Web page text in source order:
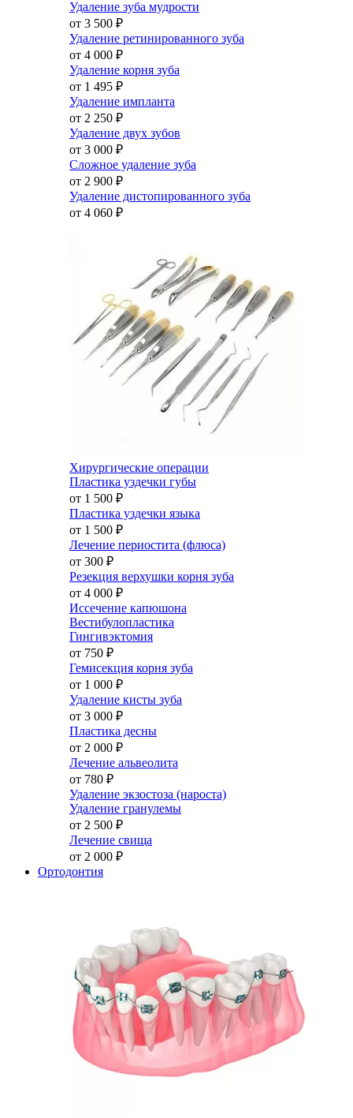
Удаление зуба мудрости
от 3 500 ₽
Удаление ретинированного зуба
от 4 000 ₽
Удаление корня зуба
от 1 495 ₽
Удаление импланта
от 2 250 ₽
Удаление двух зубов
от 3 000 ₽
Сложное удаление зуба
от 2 900 ₽
Удаление дистопированного зуба
от 4 060 ₽
Хирургические операции
Пластика уздечки губы
от 1 500 ₽
Пластика уздечки языка
от 1 500 ₽
Лечение периостита (флюса)
от 300 ₽
Резекция верхушки корня зуба
от 4 000 ₽
Иссечение капюшона
Вестибулопластика
Гингивэктомия
от 750 ₽
Гемисекция корня зуба
от 1 000 ₽
Удаление кисты зуба
от 3 000 ₽
Пластика десны
от 2 000 ₽
Лечение альвеолита
от 780 ₽
Удаление экзостоза (нароста)
Удаление гранулемы
от 2 500 ₽
Лечение свища
от 2 000 ₽
Ортодонтия